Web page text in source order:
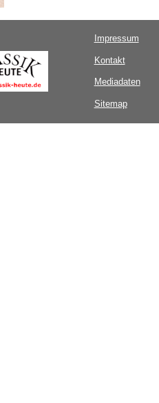
Impressum
Kontakt
Mediadaten
Sitemap